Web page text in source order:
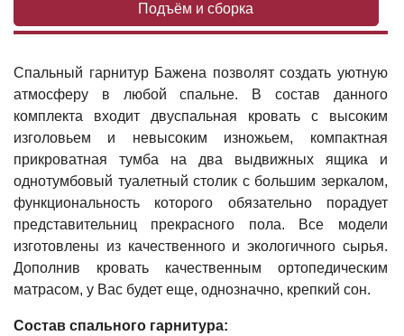
Подъём и сборка
Спальный гарнитур Бажена позволят создать уютную
атмосферу в любой спальне. В состав данного
комплекта входит двуспальная кровать с высоким
изголовьем и невысоким изножьем, компактная
прикроватная тумба на два выдвижных ящика и
однотумбовый туалетный столик с большим зеркалом,
функциональность которого обязательно порадует
представительниц прекрасного пола. Все модели
изготовлены из качественного и экологичного сырья.
Дополнив кровать качественным ортопедическим
матрасом, у Вас будет еще, однозначно, крепкий сон.
Состав спального гарнитура: